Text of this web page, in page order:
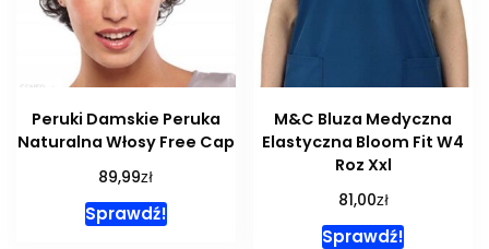
Peruki Damskie Peruka
Naturalna Włosy Free Cap
89,99zł
Sprawdź!
M&C Bluza Medyczna
Elastyczna Bloom Fit W4
Roz Xxl
81,00zł
Sprawdź!